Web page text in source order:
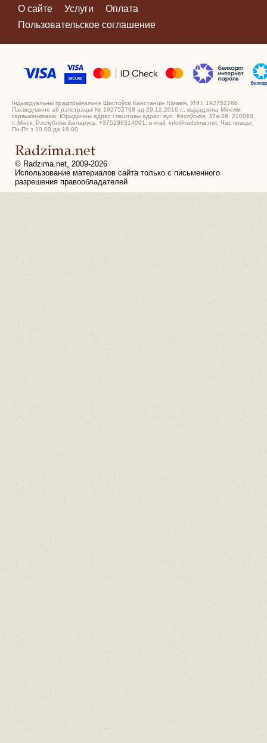
О сайте Услуги
Оплата
Пользовательское соглашение
Індывідуальны прадпрымальнік Шастоўскі Канстанцін Кімавіч, УНП: 192752768.
Пасведчанне аб рэгістрацыі № 192752768 ад 29.12.2016 г., выдадзена Мінскім
гарвыканкамам. Юрыдычны адрас і паштовы адрас: вул. Кахоўская, 37а-36, 220068,
г. Мінск, Рэспубліка Беларусь. +375296314091, e-mail: info@radzima.net. Час працы:
Пн-Пт з 10.00 да 19.00
© Radzima.net, 2009-2026
Использование материалов сайта только с письменного
разрешения правообладателей